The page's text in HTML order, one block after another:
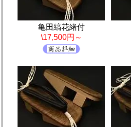
亀田縞花緒付
\17,500円～